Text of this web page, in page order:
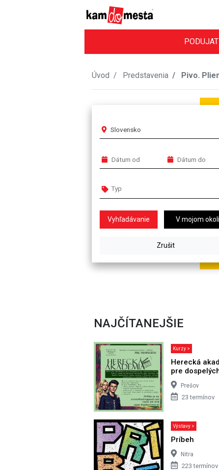
Úvod Predstavenia Pivo.
Slovensko
V mojom okolí
NAJČÍTANEJŠIE
Kurzy >
Herecká
pre
Prešov
23 termínov
Výstavy >
Príbeh
Nitra
223 termínov